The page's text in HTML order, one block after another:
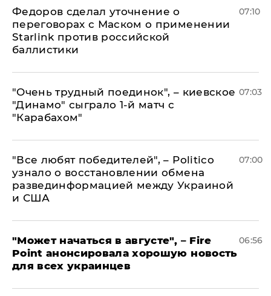
Федоров сделал уточнение о
переговорах с Маском о применении
Starlink против российской
баллистики
07:10
"Очень трудный поединок", – киевское
"Динамо" сыграло 1-й матч с
"Карабахом"
07:03
​"Все любят победителей", – Politico
узнало о восстановлении обмена
развединформацией между Украиной
и США
07:00
"Может начаться в августе", – Fire
Point анонсировала хорошую новость
для всех украинцев
06:56